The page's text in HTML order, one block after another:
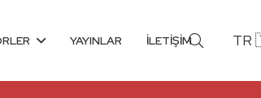
YAYINLAR İLETİŞİM